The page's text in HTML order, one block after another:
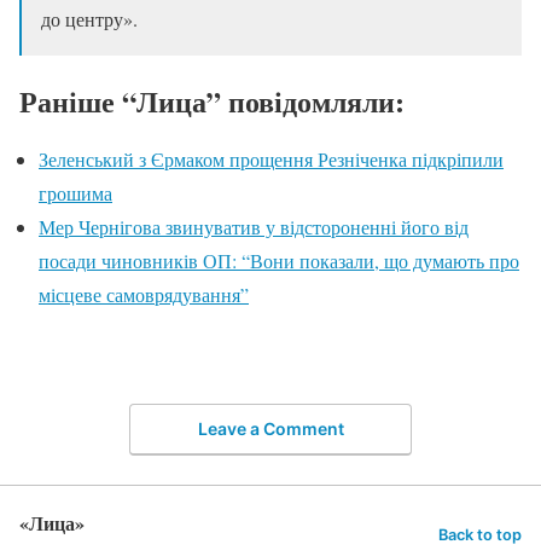
до центру».
Раніше “Лица” повідомляли:
Зеленський з Єрмаком прощення Резніченка підкріпили
грошима
Мер Чернігова звинуватив у відстороненні його від
посади чиновників ОП: “Вони показали, що думають про
місцеве самоврядування”
Leave a Comment
«Лица» Back to top